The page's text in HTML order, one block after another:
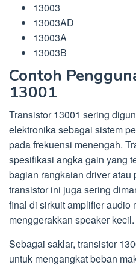
13003
13003AD
13003A
13003B
Contoh
13001
Transistor 13001 sering
elektronika sebagai sistem
pada frekuensi menengah.
spesifikasi angka gain yang
bagian rangkaian driver atau
transistor ini juga sering
final di sirkuit amplifier audio
menggerakkan speaker kecil.
Sebagai saklar, transistor
untuk mengangkat beban